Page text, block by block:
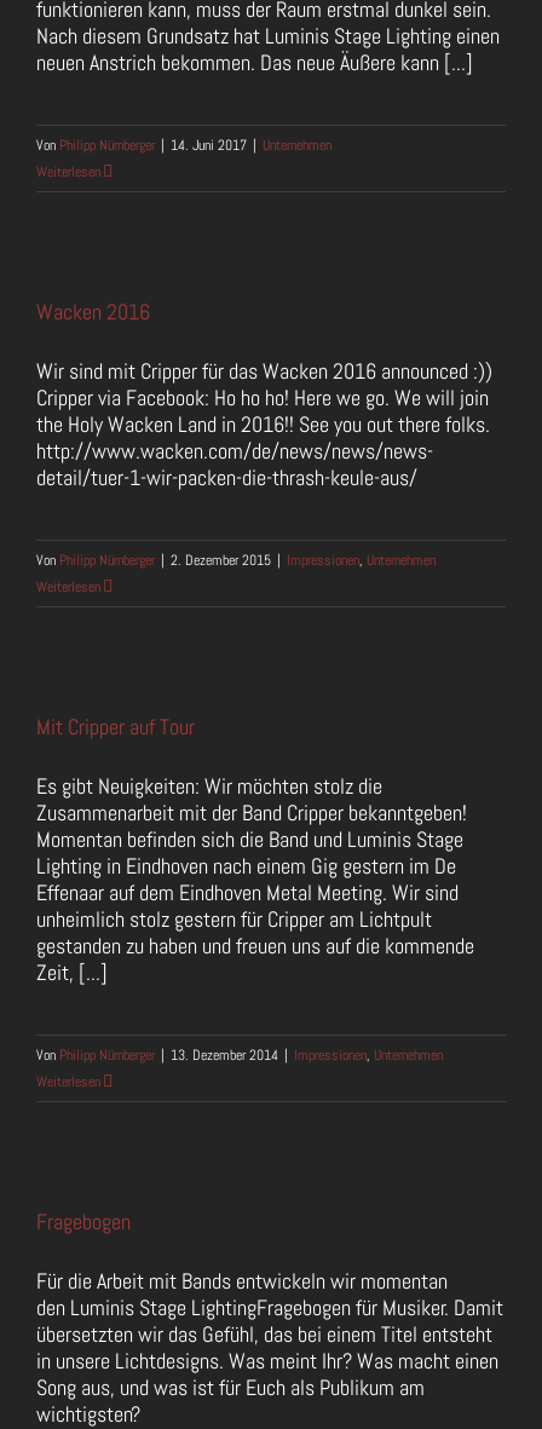
funktionieren kann, muss der Raum erstmal dunkel sein.
Nach diesem Grundsatz hat Luminis Stage Lighting einen
neuen Anstrich bekommen. Das neue Äußere kann [...]
Von Philipp Nürnberger | 14. Juni 2017 | Unternehmen
Weiterlesen
Wacken 2016
Wir sind mit Cripper für das Wacken 2016 announced :))
Cripper via Facebook: Ho ho ho! Here we go. We will join
the Holy Wacken Land in 2016!! See you out there folks.
http://www.wacken.com/de/news/news/news-
detail/tuer-1-wir-packen-die-thrash-keule-aus/
Von Philipp Nürnberger | 2. Dezember 2015 | Impressionen, Unternehmen
Weiterlesen
Mit Cripper auf Tour
Es gibt Neuigkeiten: Wir möchten stolz die
Zusammenarbeit mit der Band Cripper bekanntgeben!
Momentan befinden sich die Band und Luminis Stage
Lighting in Eindhoven nach einem Gig gestern im De
Effenaar auf dem Eindhoven Metal Meeting. Wir sind
unheimlich stolz gestern für Cripper am Lichtpult
gestanden zu haben und freuen uns auf die kommende
Zeit, [...]
Von Philipp Nürnberger | 13. Dezember 2014 | Impressionen, Unternehmen
Weiterlesen
Fragebogen
Für die Arbeit mit Bands entwickeln wir momentan
den Luminis Stage LightingFragebogen für Musiker. Damit
übersetzten wir das Gefühl, das bei einem Titel entsteht
in unsere Lichtdesigns. Was meint Ihr? Was macht einen
Song aus, und was ist für Euch als Publikum am
wichtigsten?